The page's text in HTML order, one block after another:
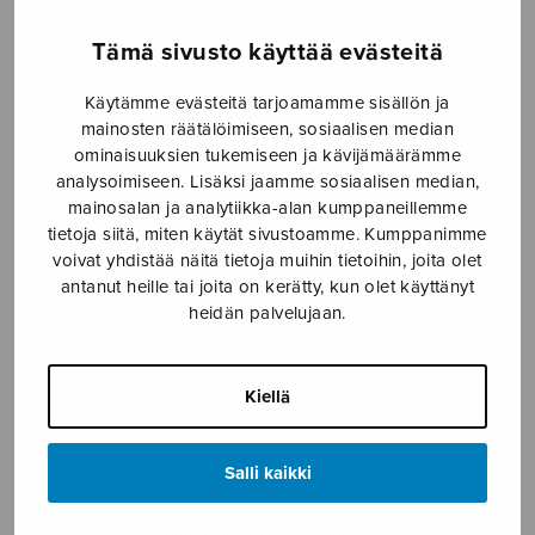
Tämä sivusto käyttää evästeitä
Käytämme evästeitä tarjoamamme sisällön ja
mainosten räätälöimiseen, sosiaalisen median
ominaisuuksien tukemiseen ja kävijämäärämme
analysoimiseen. Lisäksi jaamme sosiaalisen median,
mainosalan ja analytiikka-alan kumppaneillemme
tietoja siitä, miten käytät sivustoamme. Kumppanimme
voivat yhdistää näitä tietoja muihin tietoihin, joita olet
antanut heille tai joita on kerätty, kun olet käyttänyt
heidän palvelujaan.
Kiellä
Salli kaikki
ja ilon lauluja
Viitasaari Markku
7,80€